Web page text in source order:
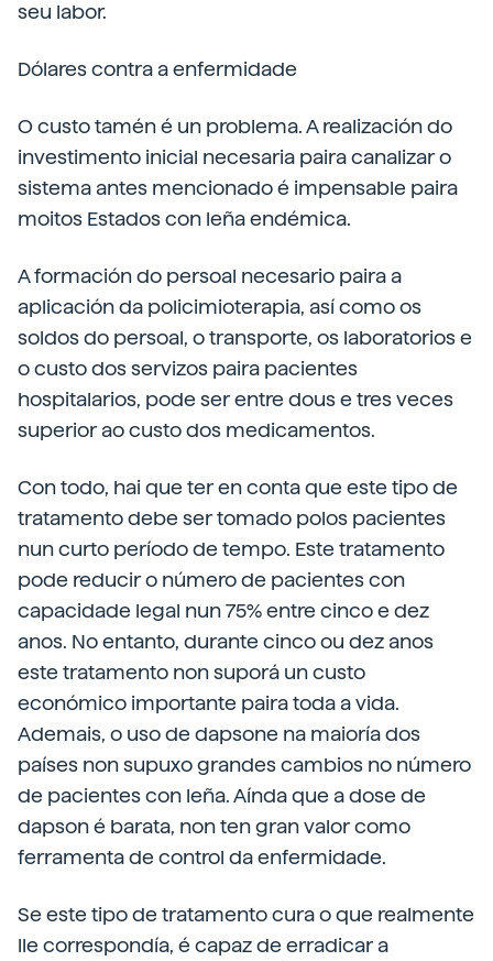
seu labor.
Dólares contra a enfermidade
O custo tamén é un problema. A realización do
investimento inicial necesaria paira canalizar o
sistema antes mencionado é impensable paira
moitos Estados con leña endémica.
A formación do persoal necesario paira a
aplicación da policimioterapia, así como os
soldos do persoal, o transporte, os laboratorios e
o custo dos servizos paira pacientes
hospitalarios, pode ser entre dous e tres veces
superior ao custo dos medicamentos.
Con todo, hai que ter en conta que este tipo de
tratamento debe ser tomado polos pacientes
nun curto período de tempo. Este tratamento
pode reducir o número de pacientes con
capacidade legal nun 75% entre cinco e dez
anos. No entanto, durante cinco ou dez anos
este tratamento non suporá un custo
económico importante paira toda a vida.
Ademais, o uso de dapsone na maioría dos
países non supuxo grandes cambios no número
de pacientes con leña. Aínda que a dose de
dapson é barata, non ten gran valor como
ferramenta de control da enfermidade.
Se este tipo de tratamento cura o que realmente
lle correspondía, é capaz de erradicar a